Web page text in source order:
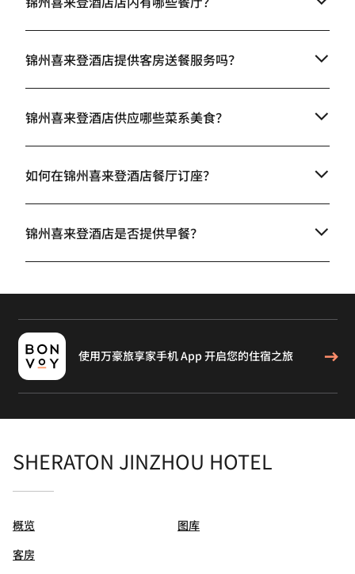
锦州喜来登酒店提供客房送餐服务吗？
锦州喜来登酒店供应哪些菜系美食？
如何在锦州喜来登酒店餐厅订座？
锦州喜来登酒店是否提供早餐？
使用万豪旅享家手机 App 开启您的住宿之旅
SHERATON JINZHOU HOTEL
概览
客房
图库